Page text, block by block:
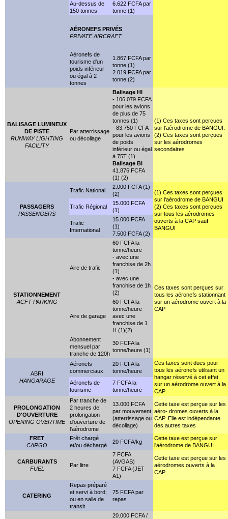
Au-dessus de
150 tonnes
6.622 FCFA par
tonne (1)
AÉRONEFS PRIVÉS
PRIVATE AIRCRAFT
Aéronefs de
tourisme d'un
poids inférieur
ou égal à 2
tonnes
1.867 FCFA par
tonne (1)
2.019 FCFA par
tonne (2)
BALISAGE LUMINEUX
DE PISTE
RUNWAY LIGHTING
FACILITY
Par atterrissage
ou décollage
Balisage HI
- 106.079 FCFA
pour les avions
de plus de 75
tonnes (1)
- 83.750 FCFA
pour les avions
de poids
inférieur ou égal
à 75T (1)
Balisage BI
41.876 FCFA
(1) (2)
(1) Ces taxes sont perçues
sur l'aérodrome de BANGUI.
(2) Ces taxes sont perçues
sur les aérodromes
secondaires
PASSAGERS
PASSENGERS
Trafic National
2.000 FCFA (1)
(2)
(1) Ces taxes sont perçues
sur l'aérodrome de BANGUI
(2) Ces taxes sont perçues
sur tous les aérodromes
ouverts à la CAP sauf
BANGUI
Trafic Régional
15.000 FCFA
(1)
Trafic
International
15.000 FCFA
(1)
7.500 FCFA (2)
STATIONNEMENT
ACFT PARKING
Aire de trafic
60 FCFA la
tonne/heure
- avec une
franchise de 2h
(1)
- avec une
franchise de 1h
(2)
Ces taxes sont perçues sur
tous les aéronefs stationnant
sur un aérodrome ouvert à la
CAP
Aire de garage
60 FCFA la
tonne/heure
avec une
franchise de 1
H (1)(2)
Abonnement
mensuel par
tranche de 120h
30 FCFA la
tonne/heure (1)
ABRI
HANGARAGE
Aéronefs
commerciaux
20 FCFA la
tonne/heure
Ces taxes sont dues pour
tous les aéronefs utilisant un
hangar réservé à cet effet
sur un aérodrome ouvert à la
CAP
Aéronefs de
tourisme
7 FCFA la
tonne/heure
PROLONGATION
D'OUVERTURE
OPENING OVERTIME
Par tranche de
2 heures de
prolongation
d'ouverture de
l'aérodrome
13.000 FCFA
par mouvement
(atterrissage ou
décollage)
Cette taxe est perçue sur les
aéro- dromes ouverts à la
CAP. Elle est indépendante
des autres taxes
FRET
CARGO
Frêt chargé
et/ou déchargé
20 FCFA/kg
Cette taxe est perçue sur
l'aérodrome de BANGUI
CARBURANTS
FUEL
Par litre
7 FCFA
(AVGAS)
7 FCFA (JET
A1)
Cette taxe est perçue sur les
aérodromes ouverts à la
CAP
CATERING
Repas préparé
et servi à bord,
ou en salle de
transit
75 FCFA par
repas
20.000 FCFA /